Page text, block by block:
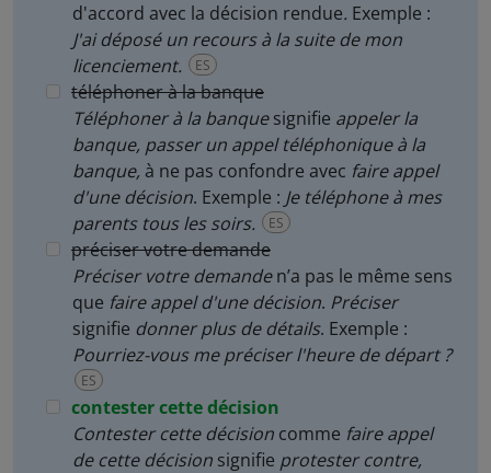
d'accord avec la décision rendue. Exemple :
J'ai déposé un recours à la suite de mon
licenciement.
ES
téléphoner à la banque
Téléphoner à la banquesignifie appeler la
banque, passer un appel téléphonique à la
banque, à ne pas confondre avec faire appel
d'une décision. Exemple : Je téléphone à mes
parents tous les soirs.
ES
préciser votre demande
Préciser votre demanden’a pas le même sens
que faire appel d'une décision. Préciser
signifie donner plus de détails. Exemple :
Pourriez-vous me préciser l'heure de départ ?
ES
contester cette décision
Contester cette décision comme faire appel
de cette décision signifie protester contre,